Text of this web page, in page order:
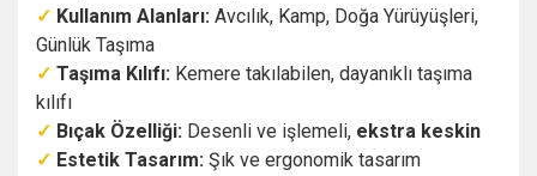
✓ Kullanım Alanları: Avcılık, Kamp, Doğa Yürüyüşleri,
Günlük Taşıma
✓ Taşıma Kılıfı: Kemere takılabilen, dayanıklı taşıma
kılıfı
✓ Bıçak Özelliği: Desenli ve işlemeli, ekstra keskin
✓ Estetik Tasarım: Şık ve ergonomik tasarım